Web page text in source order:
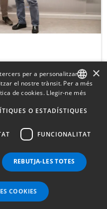
de luxe amb
ARA en línia!
FRENCH
ENGLISH
×
per a personalitzar el
el nostre trànsit. Per a més
de cookies. Llegir-ne més
O ESTADÍSTIQUES
FUNCIONALITAT
REBUTJA-LES TOTES
COOKIES